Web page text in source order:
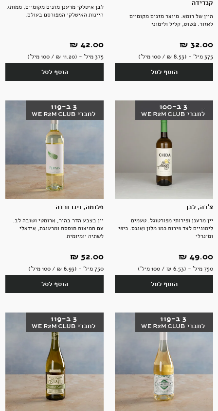
קנדידה
היין של רומא. מיוצר מזנים מקומיים
לאזור. פשוט, קליל ולימוני
32.00 ‏₪
375 מיל' - (8.53 ‏₪ / 100 מיל')
הוסף לסל
לבן איטלקי מרענן מזנים מקומיים, ממותג
היינות האיטלקי המפורסם בעולם.
42.00 ‏₪
375 מיל' - (11.20 ‏₪ / 100 מיל')
הוסף לסל
צ'דה, לבן
יין מרענן ופירותי מפורטוגל. טעמים
לימוניים לצד פירות כמו מלון ואננס. כיפי
ומינרלי
49.00 ‏₪
750 מיל' - (6.53 ‏₪ / 100 מיל')
הוסף לסל
פלומה, וינו ורדה
יין בצבע הדר בהיר, ארומטי ושובה לב.
עם חמיצות תוססת ומרעננת, אידאלי
לשתיה יומיומית
52.00 ‏₪
750 מיל' - (6.93 ‏₪ / 100 מיל')
הוסף לסל
ארוחות שלמות
מגשי אירוח מתוקים
להשלמת האירוח
תבלינים
ממרחים מתוקים, שוקולד וממתקים
קפה ותה
ביצים וחלב
אלכוהול ותזקיקים
חדר רחצה
טקסטיל
סלים ותיקים
נרות וריחות
ספרים ומוצרי נייר